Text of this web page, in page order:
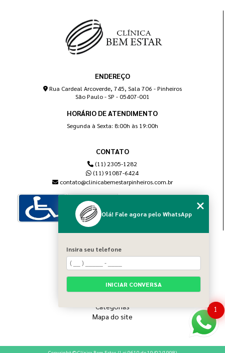
ENDEREÇO
Rua Cardeal Arcoverde, 745, Sala 706 - Pinheiros
São Paulo - SP - 05407-001
HORÁRIO DE ATENDIMENTO
Segunda à Sexta: 8:00h às 19:00h
CONTATO
(11) 2305-1282
(11) 91087-6424
contato@clinicabemestarpinheiros.com.br
Home
Sobre nós
Blog
Serviços
Categorias
Mapa do site
1
Olá! Fale agora pelo WhatsApp
Insira seu telefone
INICIAR CONVERSA